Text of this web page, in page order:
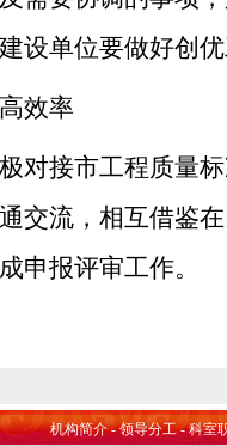
设单位要做好创
效率
对接市工程质量
交流，相互借鉴
申报评审工作。
机构简介-领导分工-科室